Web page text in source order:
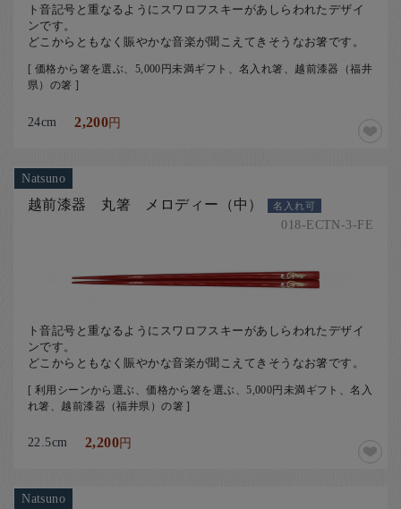
ト音記号と重なるようにスワロフスキーがあしらわれたデザイ
ンです。
どこからともなく賑やかな音楽が聞こえてきそうなお箸です。
[ 価格から箸を選ぶ、5,000円未満ギフト、名入れ箸、越前漆器（福井
県）の箸 ]
24cm 2,200円
Natsuno
越前漆器 丸箸 メロディー（中） 名入れ可
018-ECTN-3-FE
ト音記号と重なるようにスワロフスキーがあしらわれたデザイ
ンです。
どこからともなく賑やかな音楽が聞こえてきそうなお箸です。
[ 利用シーンから選ぶ、価格から箸を選ぶ、5,000円未満ギフト、名入
れ箸、越前漆器（福井県）の箸 ]
22.5cm 2,200円
Natsuno